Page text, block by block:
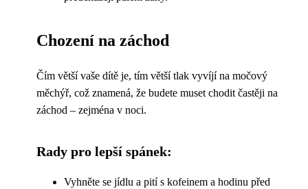
Chození na záchod
Čím větší vaše dítě je, tím větší tlak vyvíjí na močový
měchýř, což znamená, že budete muset chodit častěji na
záchod – zejména v noci.
Rady pro lepší spánek:
Vyhněte se jídlu a pití s kofeinem a hodinu před